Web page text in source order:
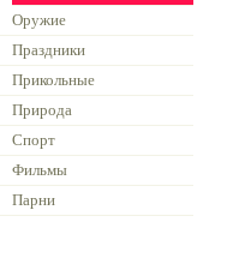
Оружие
Праздники
Прикольные
Природа
Спорт
Фильмы
Парни